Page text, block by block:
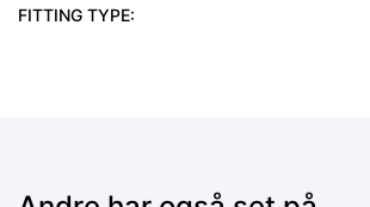
FITTING TYPE: